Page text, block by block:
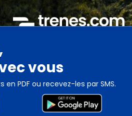
vous
en PDF ou recevez-les par SMS.